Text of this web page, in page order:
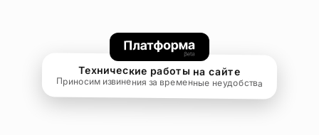
Технические работы на сайте
Приносим извинения за временные неудобства